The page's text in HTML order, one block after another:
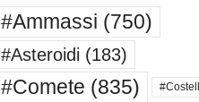
#Ammassi (750)
#Asteroidi (183)
#Comete (835)